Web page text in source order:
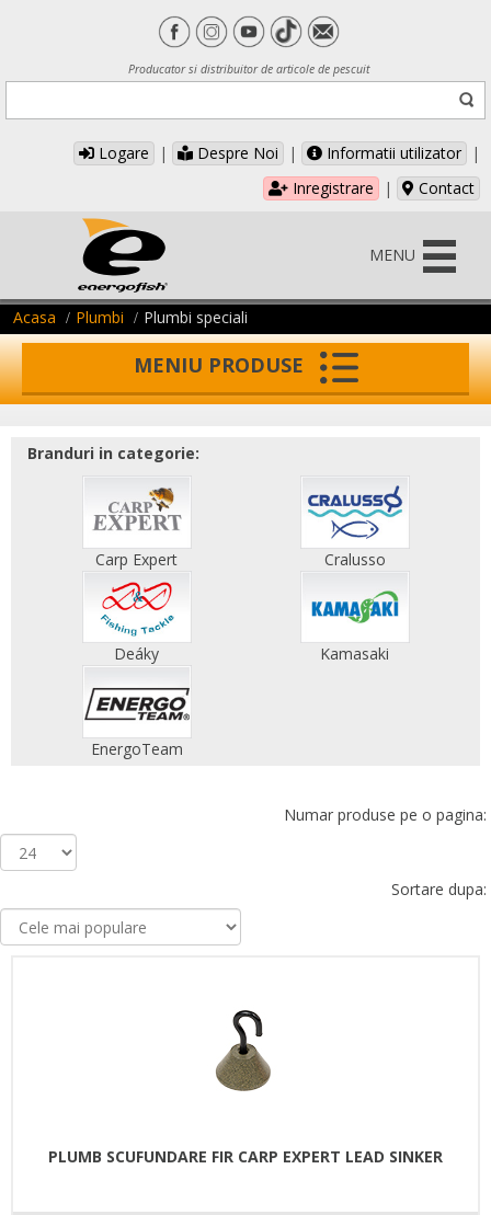
Producator si distribuitor de articole de pescuit
Logare | Despre Noi | Informatii utilizator
|
Inregistrare
| Contact
MENU
Acasa Plumbi Plumbi speciali
MENIU PRODUSE
Branduri in categorie:
Carp Expert Cralusso
Deáky Kamasaki
EnergoTeam
Numar produse pe o pagina:
Sortare dupa:
PLUMB SCUFUNDARE FIR CARP EXPERT LEAD SINKER